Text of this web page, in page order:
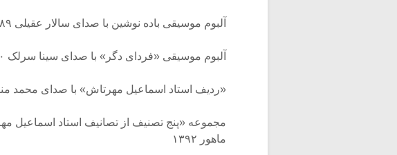
آلبوم موسیقی باده نوشین با صدای سالار عقیلی ۱۳۸۹ انتشارات سروش
آلبوم موسیقی «فردای دگر» با صدای سینا سرلک ۱۳۹۰ انتشارات ماهور
«ردیف استاد اسماعیل مهرتاش» با صدای محمد منتشری ۱۳۹۰ در ۸ سی دی
مجموعه «پنج تصنیف از تصانیف استاد اسماعیل
ماهور ۱۳۹۲